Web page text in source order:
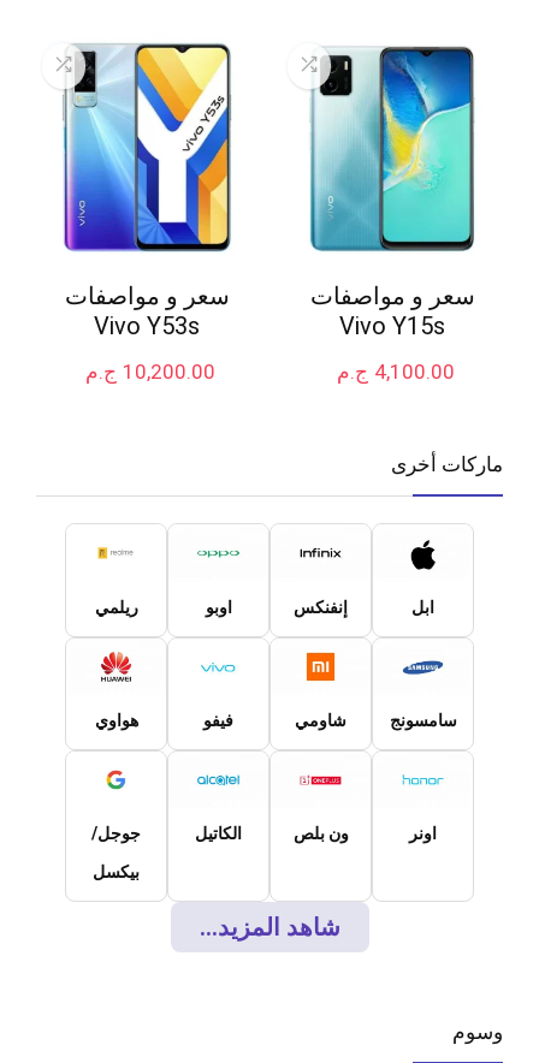
سعر و مواصفات
Vivo Y15s
ج.م 4,100.00
سعر و مواصفات
Vivo Y53s
ج.م 10,200.00
ماركات أخرى
ابل إنفنكس اوبو ريلمي
سامسونج شاومي فيفو هواوي
اونر ون بلص الكاتيل
جوجل/
بيكسل
شاهد المزيد...
وسوم